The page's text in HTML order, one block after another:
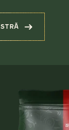
ASOCIATE)